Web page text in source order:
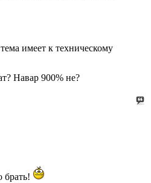
имеет к техническому
Навар 900% не?
брать!